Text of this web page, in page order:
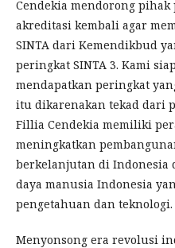
Cendekia mendorong
akreditasi kembali agar
SINTA dari Kemendikbud
peringkat SINTA 3. Kami
mendapatkan peringkat
itu dikarenakan tekad dari
Fillia Cendekia memiliki
meningkatkan
berkelanjutan di Indonesia
daya manusia Indonesia
pengetahuan dan teknologi.
Menyonsong era revolusi